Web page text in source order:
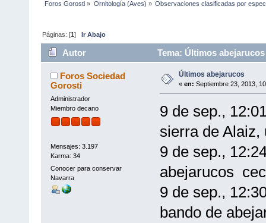
Foros Gorosti » Ornitología (Aves) » Observaciones clasificadas por
Páginas: [1]Ir Abajo
Autor Tema: Últimos
Foros Sociedad
Gorosti
Administrador
Miembro decano
Mensajes: 3.197
Karma: 34
Conocer para conservar
Navarra
Últimos abejarucos
« en: Septiembre 23, 2013,
9 de sep.,
sierra de
9 de sep.,
abejarucos
9 de sep.,
bando de